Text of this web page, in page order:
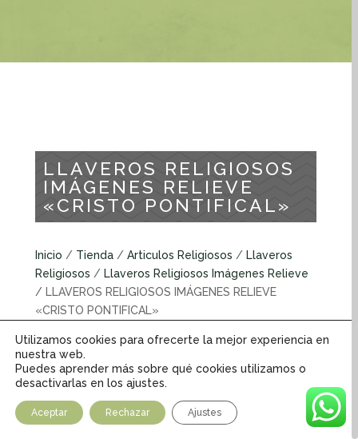
LLAVEROS RELIGIOSOS
IMÁGENES RELIEVE
«CRISTO PONTIFICAL»
Inicio / Tienda / Articulos Religiosos / Llaveros
Religiosos / Llaveros Religiosos Imágenes Relieve
/ LLAVEROS RELIGIOSOS IMÁGENES RELIEVE
«CRISTO PONTIFICAL»
Llaveros religiosos imágenes relieve
INFORMACIÓN ADICIONAL
Peso
Utilizamos cookies para ofrecerte la mejor experiencia en
nuestra web.
Puedes aprender más sobre qué cookies utilizamos o
desactivarlas en los ajustes.
Aceptar Rechazar Ajustes